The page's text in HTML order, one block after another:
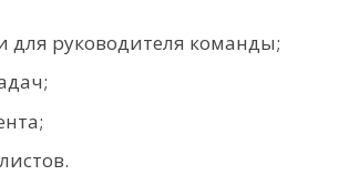
для руководителя команды;